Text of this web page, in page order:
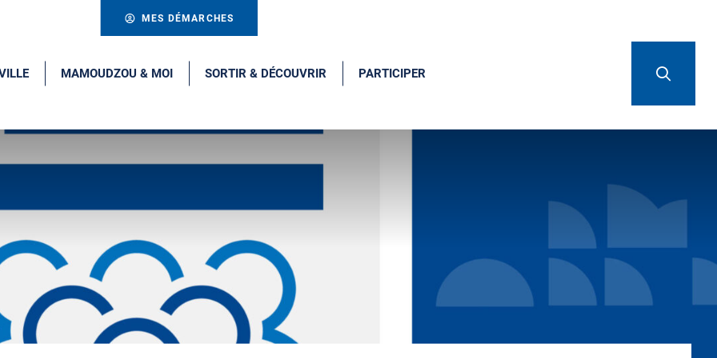
MES DÉMARCHES
MAMOUDZOU & MOI SORTIR & DÉCOUVRIR PARTICIPER